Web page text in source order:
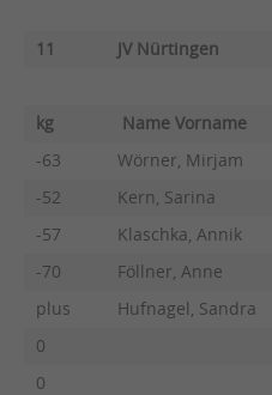
11 JV Nürtingen
kg Name Vorname
-63
Wörner, Mirjam
-52
Kern, Sarina
-57
Klaschka, Annik
-70
Föllner, Anne
plus
Hufnagel, Sandra
0
0